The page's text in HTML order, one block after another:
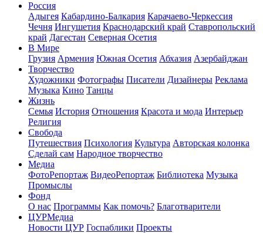
Россия
Адыгея Кабардино-Балкария Карачаево-Черкессия
Чечня Ингушетия Краснодарский край Ставропольский
край Дагестан Северная Осетия
В Мире
Грузия Армения Южная Осетия Абхазия Азербайджан
Творчество
Художники Фотографы Писатели Дизайнеры Реклама
Музыка Кино Танцы
Жизнь
Семья История Отношения Красота и мода Интерьер
Религия
Свобода
Путешествия Психология Культура Авторская колонка
Сделай сам Народное творчество
Медиа
ФотоРепортаж ВидеоРепортаж Библиотека Музыка
Промыслы
Фонд
О нас Программы Как помочь? Благотварители
ЦУРМедиа
Новости ЦУР Госпаблики Проекты